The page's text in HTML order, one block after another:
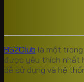
B52Club là một
được yêu thích nhất
dễ sử dụng và hệ